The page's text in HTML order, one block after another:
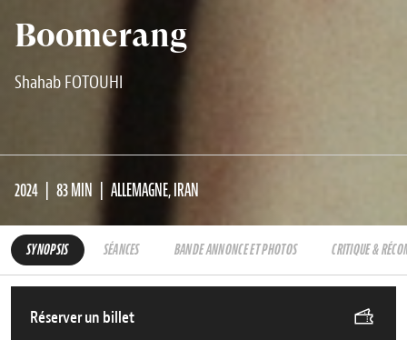
Boomerang
Shahab FOTOUHI
2024 83 MIN ALLEMAGNE, IRAN
SYNOPSIS SÉANCES BANDE ANNONCE ET PHOTOS CRITIQUE &
Réserver un billet